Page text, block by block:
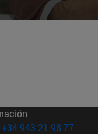
ventana)
+34 943 21 98 77